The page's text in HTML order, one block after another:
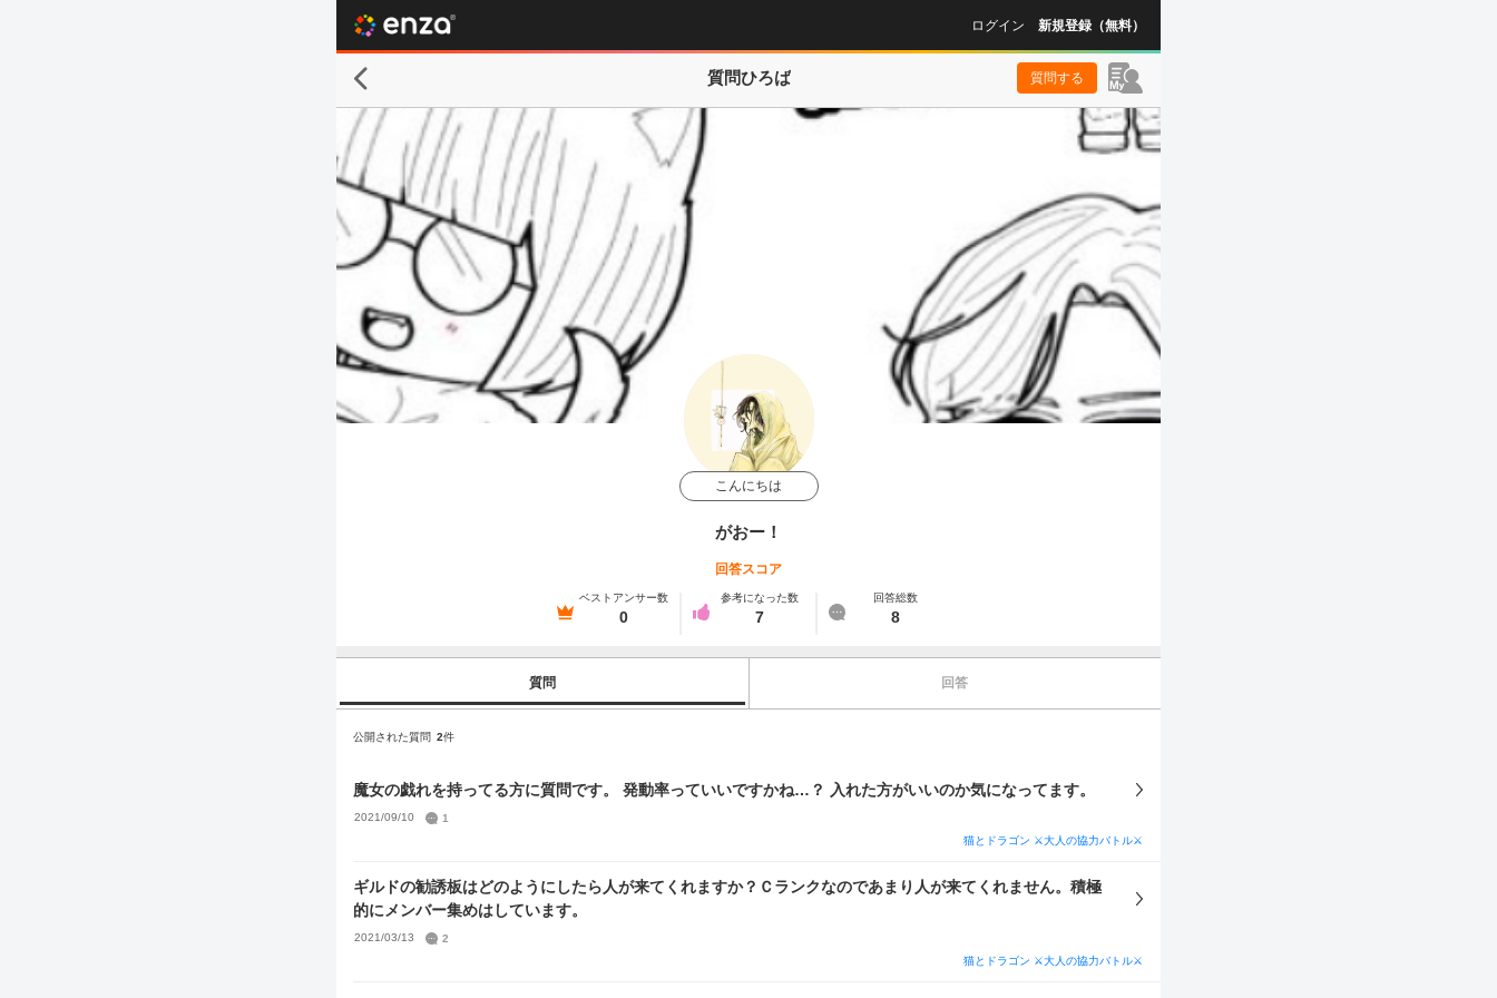
ログイン 新規登録（無料）
質問ひろば 質問する
こんにちは
がおー！
回答スコア
ベストアンサー数
0
参考になった数
7
回答総数
8
質問 回答
公開された質問 2件
魔女の戯れを持ってる方に質問です。 発動率っていいですかね…？ 入れた方がいいのか気になってます。
2021/09/10
1
猫とドラゴン ⚔大人の協力バトル⚔
ギルドの勧誘板はどのようにしたら人が来てくれますか？Ｃランクなのであまり人が来てくれません。積極
的にメンバー集めはしています。
2021/03/13
2
猫とドラゴン ⚔大人の協力バトル⚔